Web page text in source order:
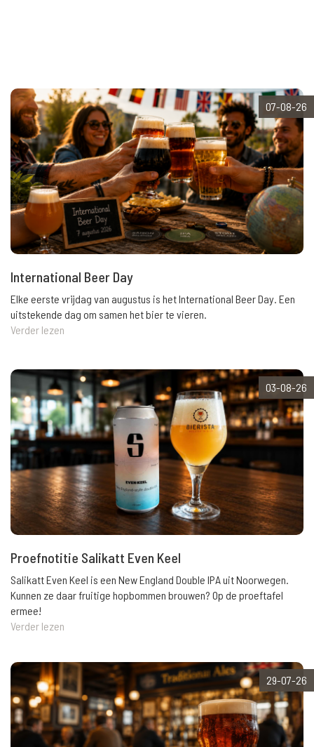
07-08-26
International Beer Day
Elke eerste vrijdag van augustus is het International Beer Day. Een
uitstekende dag om samen het bier te vieren.
Verder lezen
03-08-26
Proefnotitie Salikatt Even Keel
Salikatt Even Keel is een New England Double IPA uit Noorwegen.
Kunnen ze daar fruitige hopbommen brouwen? Op de proeftafel
ermee!
Verder lezen
29-07-26